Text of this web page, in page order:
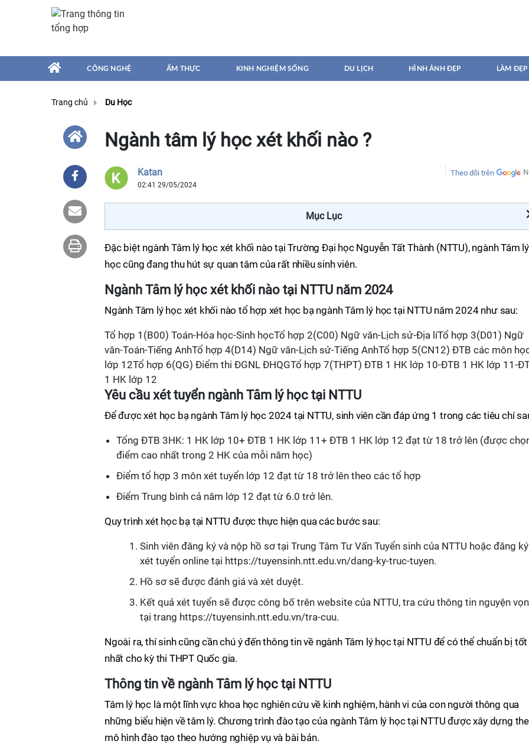
CÔNG NGHỆ ẨM THỰC KINH NGHIỆM SỐNG DU LỊCH HÌNH ẢNH ĐẸP LÀM ĐẸP
Trang chủ Du Học
Ngành tâm lý học xét khối nào ?
Katan
02:41 29/05/2024
Theo dõi trên
Mục Lục
Đặc biệt ngành Tâm lý học xét khối nào tại Trường Đại học Nguyễn Tất Thành (NTTU), ngành Tâm lý
học cũng đang thu hút sự quan tâm của rất nhiều sinh viên.
Ngành Tâm lý học xét khối nào tại NTTU năm 2024
Ngành Tâm lý học xét khối nào tổ hợp xét học bạ ngành Tâm lý học tại NTTU năm 2024 như sau:
Tổ hợp 1(B00) Toán-Hóa học-Sinh họcTổ hợp 2(C00) Ngữ văn-Lịch sử-Địa líTổ hợp 3(D01) Ngữ
văn-Toán-Tiếng AnhTổ hợp 4(D14) Ngữ văn-Lịch sử-Tiếng AnhTổ hợp 5(CN12) ĐTB các môn
lớp 12Tổ hợp 6(QG) Điểm thi ĐGNL ĐHQGTổ hợp 7(THPT) ĐTB 1 HK lớp 10-ĐTB 1 HK lớp 11-
1 HK lớp 12
Yêu cầu xét tuyển ngành Tâm lý học tại NTTU
Để được xét học bạ ngành Tâm lý học 2024 tại NTTU, sinh viên cần đáp ứng 1 trong các tiêu chí
Tổng ĐTB 3HK: 1 HK lớp 10+ ĐTB 1 HK lớp 11+ ĐTB 1 HK lớp 12 đạt từ 18 trở lên (được
điểm cao nhất trong 2 HK của mỗi năm học)
Điểm tổ hợp 3 môn xét tuyển lớp 12 đạt từ 18 trở lên theo các tổ hợp
Điểm Trung bình cả năm lớp 12 đạt từ 6.0 trở lên.
Quy trình xét học bạ tại NTTU được thực hiện qua các bước sau:
Sinh viên đăng ký và nộp hồ sơ tại Trung Tâm Tư Vấn Tuyển sinh của NTTU hoặc đăng ký
xét tuyển online tại https://tuyensinh.ntt.edu.vn/dang-ky-truc-tuyen.
Hồ sơ sẽ được đánh giá và xét duyệt.
Kết quả xét tuyển sẽ được công bố trên website của NTTU, tra cứu thông tin nguyện
tại trang https://tuyensinh.ntt.edu.vn/tra-cuu.
Ngoài ra, thí sinh cũng cần chú ý đến thông tin về ngành Tâm lý học tại NTTU để có thể chuẩn bị tốt
nhất cho kỳ thi THPT Quốc gia.
Thông tin về ngành Tâm lý học tại NTTU
Tâm lý học là một lĩnh vực khoa học nghiên cứu về kinh nghiệm, hành vi của con người thông qua
những biểu hiện về tâm lý. Chương trình đào tạo của ngành Tâm lý học tại NTTU được xây dựng
mô hình đào tạo theo hướng nghiệp vụ và bài bản.